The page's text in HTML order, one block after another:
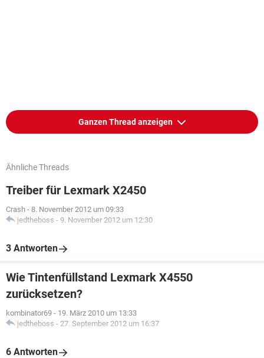
Ganzen Thread anzeigen
Ähnliche Threads
Treiber für Lexmark X2450
Crash - 8. November 2012 um 09:33
jedtheboss - 9. November 2012 um 12:30
3 Antworten
Wie Tintenfüllstand Lexmark X4550
zurücksetzen?
kombinator69 - 19. März 2010 um 13:33
jedtheboss - 27. September 2012 um 16:37
6 Antworten